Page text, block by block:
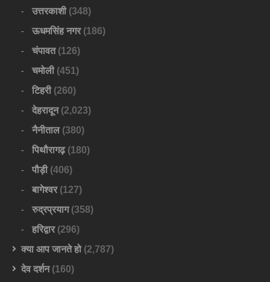
उत्तरकाशी(348)
ऊधमसिंह नगर(186)
चंपावत(126)
चमोली(451)
टिहरी(260)
देहरादून(2,023)
नैनीताल(380)
पिथौरागढ़(180)
पौड़ी(406)
बागेश्वर(127)
रुद्रप्रयाग(358)
हरिद्वार(296)
क्या आप जानते हो(2,787)
देव दर्शन(160)